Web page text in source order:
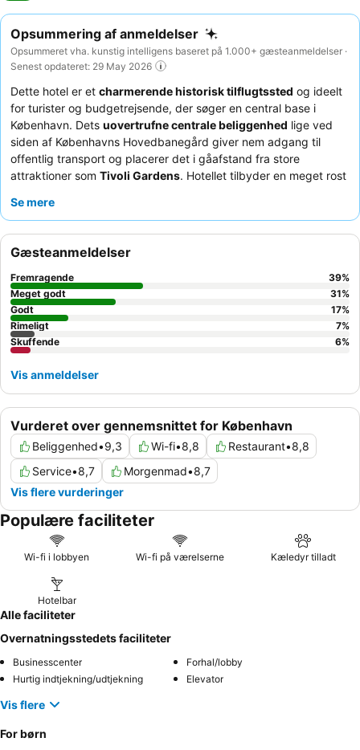
Opsummering af anmeldelser
Opsummeret vha. kunstig intelligens baseret på 1.000+ gæsteanmeldelser ·
Senest opdateret: 29 May 2026
Dette hotel er et charmerende historisk tilflugtssted og ideelt
for turister og budgetrejsende, der søger en central base i
København. Dets uovertrufne centrale beliggenhed lige ved
siden af Københavns Hovedbanegård giver nem adgang til
offentlig transport og placerer det i gåafstand fra store
attraktioner som Tivoli Gardens. Hotellet tilbyder en meget rost
tilfredsstillende start på dagen. Gæsterne fremhæver
at bede om et værelse, der vender væk fra jernbanelinjerne.
Se mere
Vurderet over gennemsnittet for København
Beliggenhed•9,3 Wi-fi•8,8 Restaurant•8,8
Service•8,7 Morgenmad•8,7
Vis flere vurderinger
Gæsteanmeldelser
Fremragende 39%
Meget godt
31%
Godt
17%
Rimeligt
7%
Skuffende
6%
Vis anmeldelser
Populære faciliteter
Wi-fi i lobbyen Wi-fi på værelserne Kæledyr tilladt
Hotelbar
Alle faciliteter
Overnatningsstedets faciliteter
Businesscenter
Forhal/lobby
Hurtig indtjekning/udtjekning
Elevator
Vis flere
For børn